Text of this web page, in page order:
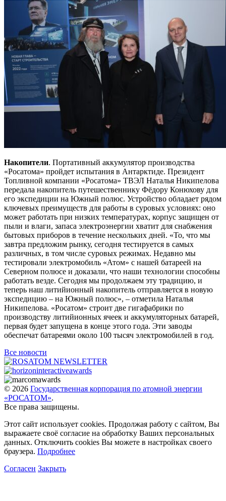
Накопители. Портативный аккумулятор производства
«Росатома» пройдет испытания в Антарктиде. Президент
Топливной компании «Росатома» ТВЭЛ Наталья Никипелова
передала накопитель путешественнику Фёдору Конюхову для
его экспедиции на Южный полюс. Устройство обладает рядом
ключевых преимуществ для работы в суровых условиях: оно
может работать при низких температурах, корпус защищен от
пыли и влаги, запаса электроэнергии хватит для снабжения
бытовых приборов в течение нескольких дней. «То, что мы
завтра предложим рынку, сегодня тестируется в самых
различных, в том числе суровых режимах. Недавно мы
тестировали электромобиль «Атом» с нашей батареей на
Северном полюсе и доказали, что наши технологии способны
работать везде. Сегодня мы продолжаем эту традицию, и
теперь наш литийионный накопитель отправляется в новую
экспедицию – на Южный полюс», – отметила Наталья
Никипелова. «Росатом» строит две гигафабрики по
производству литийионных ячеек и аккумуляторных батарей,
первая будет запущена в конце этого года. Эти заводы
обеспечат батареями около 100 тысяч электромобилей в год.
Все новости
© 2026 Государственная корпорация по атомной энергии
«РОСАТОМ».
Все права защищены.
Этот сайт использует cookies. Продолжая работу с сайтом, Вы
выражаете своё согласие на обработку Ваших персональных
данных. Отключить cookies Вы можете в настройках своего
браузера. Подробнее
Согласен Закрыть